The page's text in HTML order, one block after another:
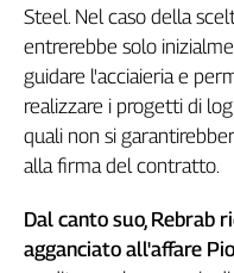
Lazio
Liguria
Lombardia
Piemonte
Sardegna
Sicilia
Steel. Nel caso della
entrerebbe solo
guidare l'acciaieria e
realizzare i progetti di
quali non si
alla firma del contratto.
Dal canto suo, Rebrab
agganciato all'affare